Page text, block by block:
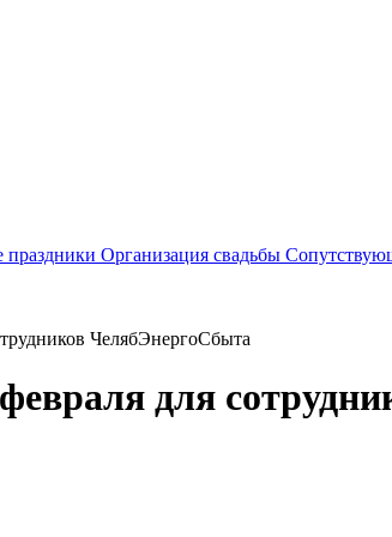
праздники Организация свадьбы
ЧелябЭнергоСбыта
для